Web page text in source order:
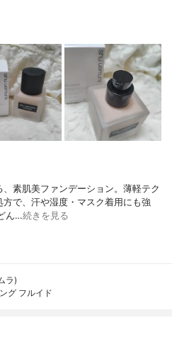
素肌美ファンデーション。薄軽テク
で、汗や湿度・マスク着用にも強
ん…続きを見る
ラ)
グ フルイド